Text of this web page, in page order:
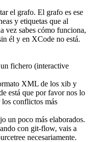
el grafo. El grafo es ese
y etiquetas que al
vez sabes cómo funciona,
él y en XCode no está.
fichero (interactive
XML de los xib y
está que por favor nos lo
conflictos más
un poco más elaborados.
con git-flow, vais a
necesariamente.